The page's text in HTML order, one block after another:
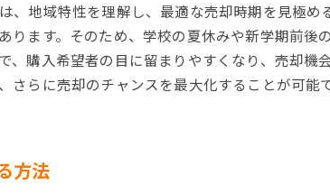
専門家の意見を取り入れたリフォー
リフォーム後の物件アピールポイント
寝屋川市で不動産売却する際の重要書類
、地域特性を理解し、最適な売却時期を見極
ます。そのため、学校の夏休みや新学期前後
、購入希望者の目に留まりやすくなり、売却
さらに売却のチャンスを最大化することが可
方法